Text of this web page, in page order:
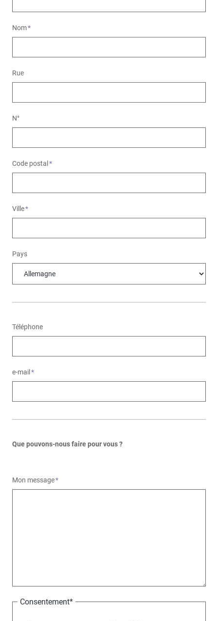
Nom*
Rue
N°
Code postal *
Ville*
Pays
Téléphone
e-mail *
Que pouvons-nous faire pour vous ?
Mon message*
Consentement*